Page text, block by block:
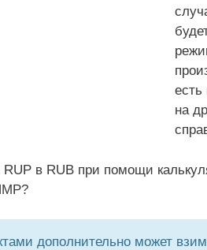
на
в RUB при помощи
дополнительно может